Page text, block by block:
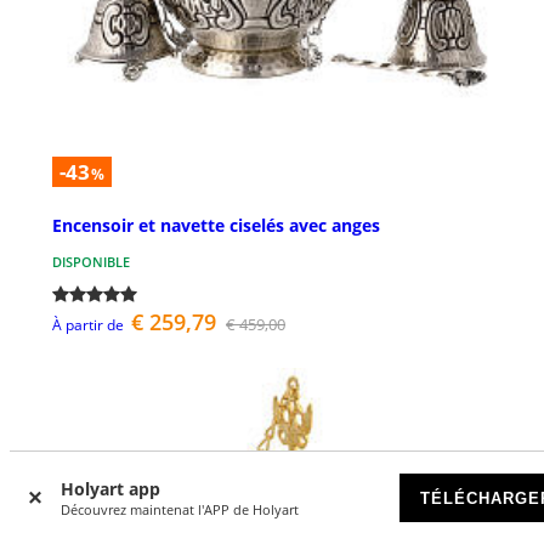
Holyart app
Découvrez maintenat l'APP de Holyart
-43%
Encensoir et navette ciselés avec anges
DISPONIBLE
À partir de € 259,79 € 459,00